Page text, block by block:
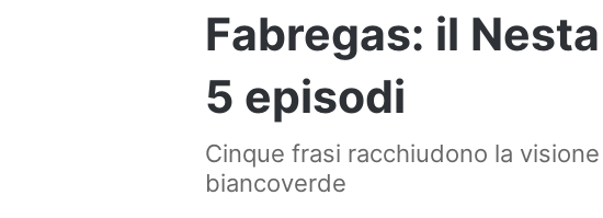
Fabregas: il
5 episodi
Cinque frasi racchiudono la
biancoverde